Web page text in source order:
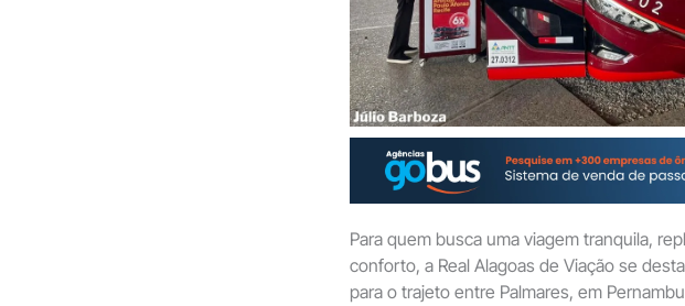
Para quem busca uma viagem tranquila,
conforto, a Real Alagoas de Viação se
para o trajeto entre Palmares, em